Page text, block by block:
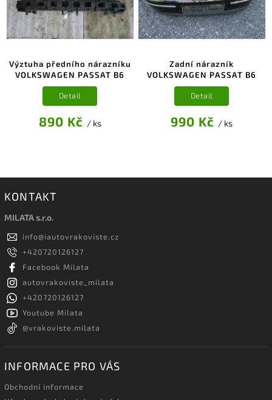
Výztuha předního nárazníku
VOLKSWAGEN PASSAT B6
890 Kč / ks
Detail
Zadní nárazník
VOLKSWAGEN PASSAT B6
990 Kč / ks
Detail
KONTAKT
MILATA s.r.o.
info@iautovrakoviste.cz
+420720126127
Facebook Milata
autovrakoviste_milata
+420720126127
Youtube Milata
@vrakoviste.milata
INFORMACE PRO VÁS
Obchodní informace